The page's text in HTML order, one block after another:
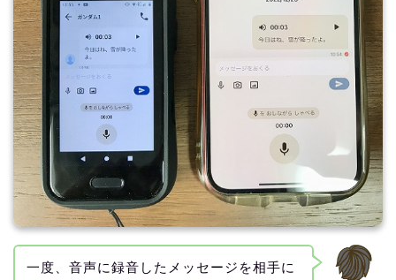
一度、音声に録音したメッセージを相手に